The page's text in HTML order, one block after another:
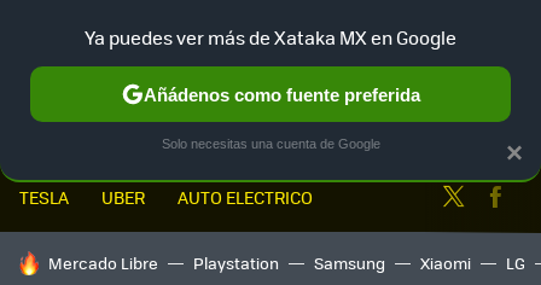
TESLA UBER AUTO ELECTRICO Twitter
HOY SE HABLA DE
Mercado Libre Playstation Samsung Xiaomi LG
×
Ya puedes ver más de Xataka MX en Google
Añádenos como fuente preferida
Solo necesitas una cuenta de Google